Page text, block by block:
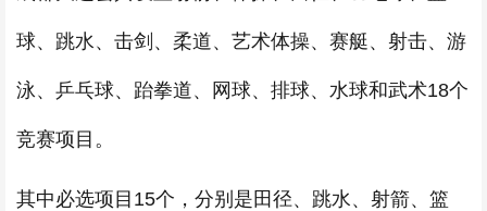
球、跳水、击剑、柔道、艺术体操、赛艇、射击、游
泳、乒乓球、跆拳道、网球、排球、水球和武术18个
竞赛项目。
其中必选项目15个，分别是田径、跳水、射箭、篮